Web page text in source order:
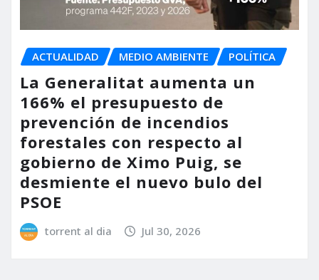
ACTUALIDAD MEDIO AMBIENTE POLÍTICA
La Generalitat aumenta un
166% el presupuesto de
prevención de incendios
forestales con respecto al
gobierno de Ximo Puig, se
desmiente el nuevo bulo del
PSOE
torrent al dia Jul 30, 2026